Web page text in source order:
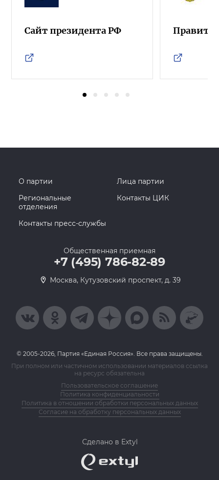
Сайт президента РФ
О партии
Лица партии
Региональные
отделения
Контакты ЦИК
Контакты пресс-службы
Общественная приемная
+7 (495) 786-82-89
Москва, Кутузовский проспект, д. 39
© 2005-2026, Партия «Единая Россия». Все права защищены.
При полном или частичном использовании материалов ссылка
на ресурс обязательна
Пользовательское соглашение
Политика конфиденциальности
Политика в отношении обработки персональных данных
Согласие на обработку персональных данных
Сделано в Extyl